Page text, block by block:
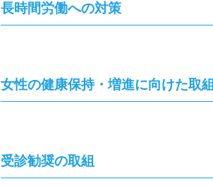
長時間労働への対策
女性の健康保持・増進に向けた取組
受診勧奨の取組